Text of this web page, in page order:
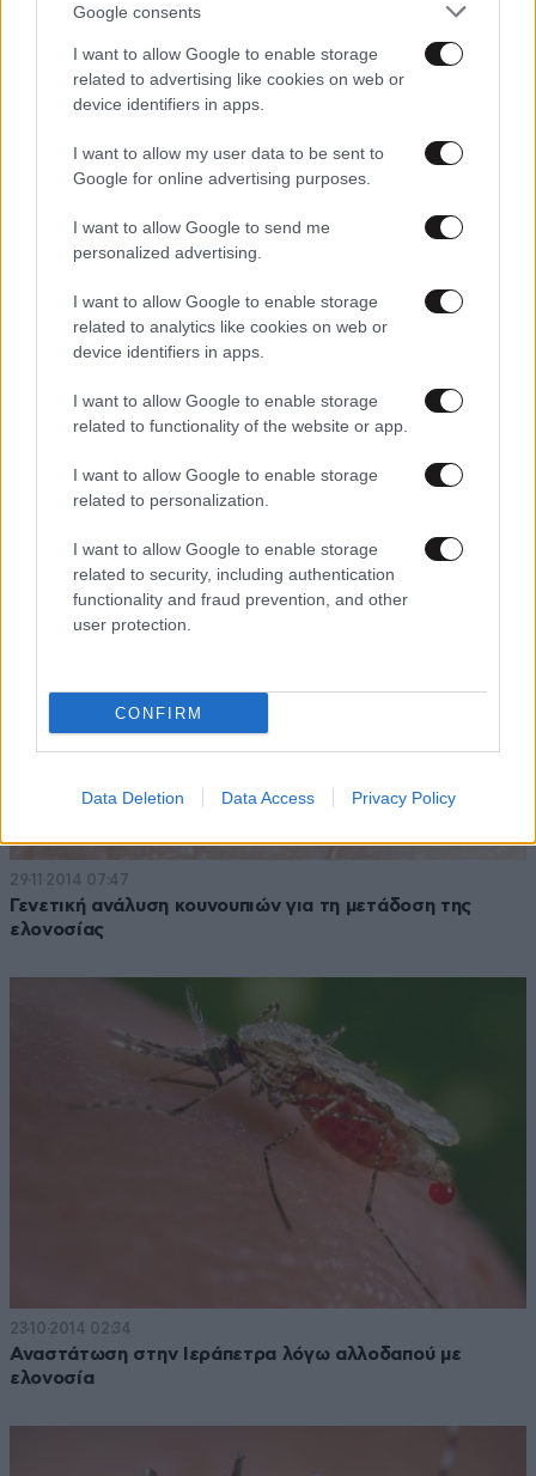
Google consents
I want to allow Google to enable storage
related to advertising like cookies on web or
device identifiers in apps.
I want to allow my user data to be sent to
Google for online advertising purposes.
I want to allow Google to send me
personalized advertising.
I want to allow Google to enable storage
related to analytics like cookies on web or
device identifiers in apps.
I want to allow Google to enable storage
related to functionality of the website or app.
I want to allow Google to enable storage
related to personalization.
I want to allow Google to enable storage
related to security, including authentication
functionality and fraud prevention, and other
user protection.
CONFIRM
Data Deletion Data Access Privacy Policy
Η νούμερο ένα αιτία θανάτου σε κάθε χώρα
Στο μισό μειώθηκαν οι θάνατοι από ελονοσία
29·11·2014 07:47
Γενετική ανάλυση κουνουπιών για τη μετάδοση της
ελονοσίας
23·10·2014 02:34
Αναστάτωση στην Ιεράπετρα λόγω αλλοδαπού με
ελονοσία